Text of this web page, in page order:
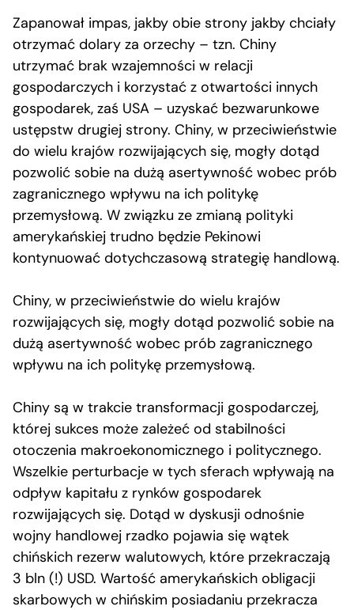
Zapanował impas, jakby obie strony jakby chciały
otrzymać dolary za orzechy – tzn. Chiny
utrzymać brak wzajemności w relacji
gospodarczych i korzystać z otwartości innych
gospodarek, zaś USA – uzyskać bezwarunkowe
ustępstw drugiej strony. Chiny, w przeciwieństwie
do wielu krajów rozwijających się, mogły dotąd
pozwolić sobie na dużą asertywność wobec prób
zagranicznego wpływu na ich politykę
przemysłową. W związku ze zmianą polityki
amerykańskiej trudno będzie Pekinowi
kontynuować dotychczasową strategię handlową.
Chiny, w przeciwieństwie do wielu krajów
rozwijających się, mogły dotąd pozwolić sobie na
dużą asertywność wobec prób zagranicznego
wpływu na ich politykę przemysłową.
Chiny są w trakcie transformacji gospodarczej,
której sukces może zależeć od stabilności
otoczenia makroekonomicznego i politycznego.
Wszelkie perturbacje w tych sferach wpływają na
odpływ kapitału z rynków gospodarek
rozwijających się. Dotąd w dyskusji odnośnie
wojny handlowej rzadko pojawia się wątek
chińskich rezerw walutowych, które przekraczają
3 bln (!) USD. Wartość amerykańskich obligacji
skarbowych w chińskim posiadaniu przekracza